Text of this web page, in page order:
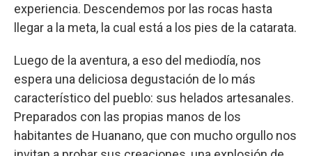
experiencia. Descendemos por las rocas hasta
llegar a la meta, la cual está a los pies de la catarata.
Luego de la aventura, a eso del mediodía, nos
espera una deliciosa degustación de lo más
característico del pueblo: sus helados artesanales.
Preparados con las propias manos de los
habitantes de Huanano, que con mucho orgullo nos